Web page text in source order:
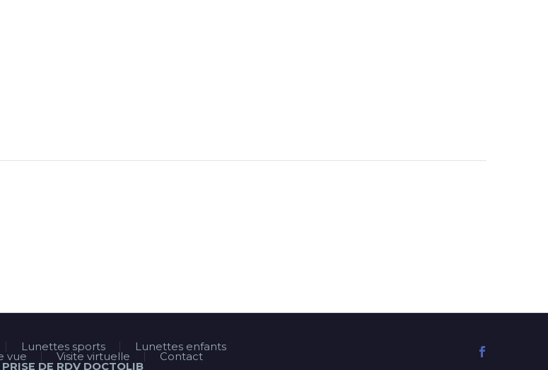
Lunettes sports Lunettes enfants
vue Visite virtuelle Contact
PRISE DE RDV DOCTOLIB